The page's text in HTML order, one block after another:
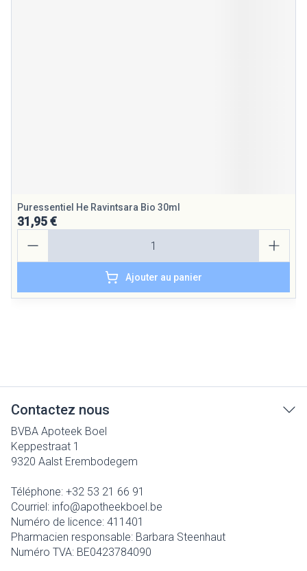
Puressentiel He Ravintsara Bio 30ml
31,95 €
Ajouter au panier
Contactez nous
BVBA Apoteek Boel
Keppestraat 1
9320 Aalst Erembodegem
Téléphone: +32 53 21 66 91
Courriel: info@apotheekboel.be
Numéro de licence: 411401
Pharmacien responsable: Barbara Steenhaut
Numéro TVA: BE0423784090